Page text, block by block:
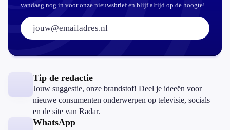
vandaag nog in voor onze nieuwsbrief en blijf altijd op de hoogte!
E-mailadres:
Tip de redactie
Jouw suggestie, onze brandstof! Deel je ideeën voor
nieuwe consumenten onderwerpen op televisie, socials
en de site van Radar.
WhatsApp